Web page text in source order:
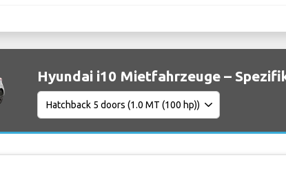
Hyundai i10 Mietfahrzeuge –